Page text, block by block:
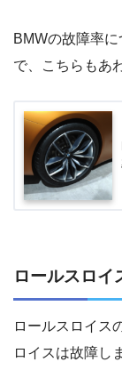
BMWの故障率
で、こちらもあ
ロールスロイ
ロールスロイス
ロイスは故障し